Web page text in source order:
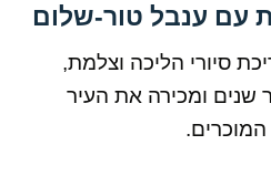
עם ענבל טור-שלום
סיורי הליכה וצלמת,
ומכירה את העיר